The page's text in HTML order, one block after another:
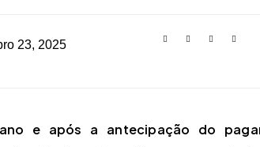
23, 2025
e após a antecipação do